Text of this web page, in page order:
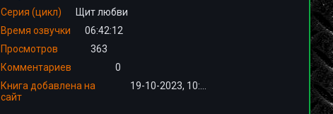
Серия (цикл)
Щит любви
Время озвучки
06:42:12
Просмотров
363
Комментариев
0
Книга добавлена на
сайт